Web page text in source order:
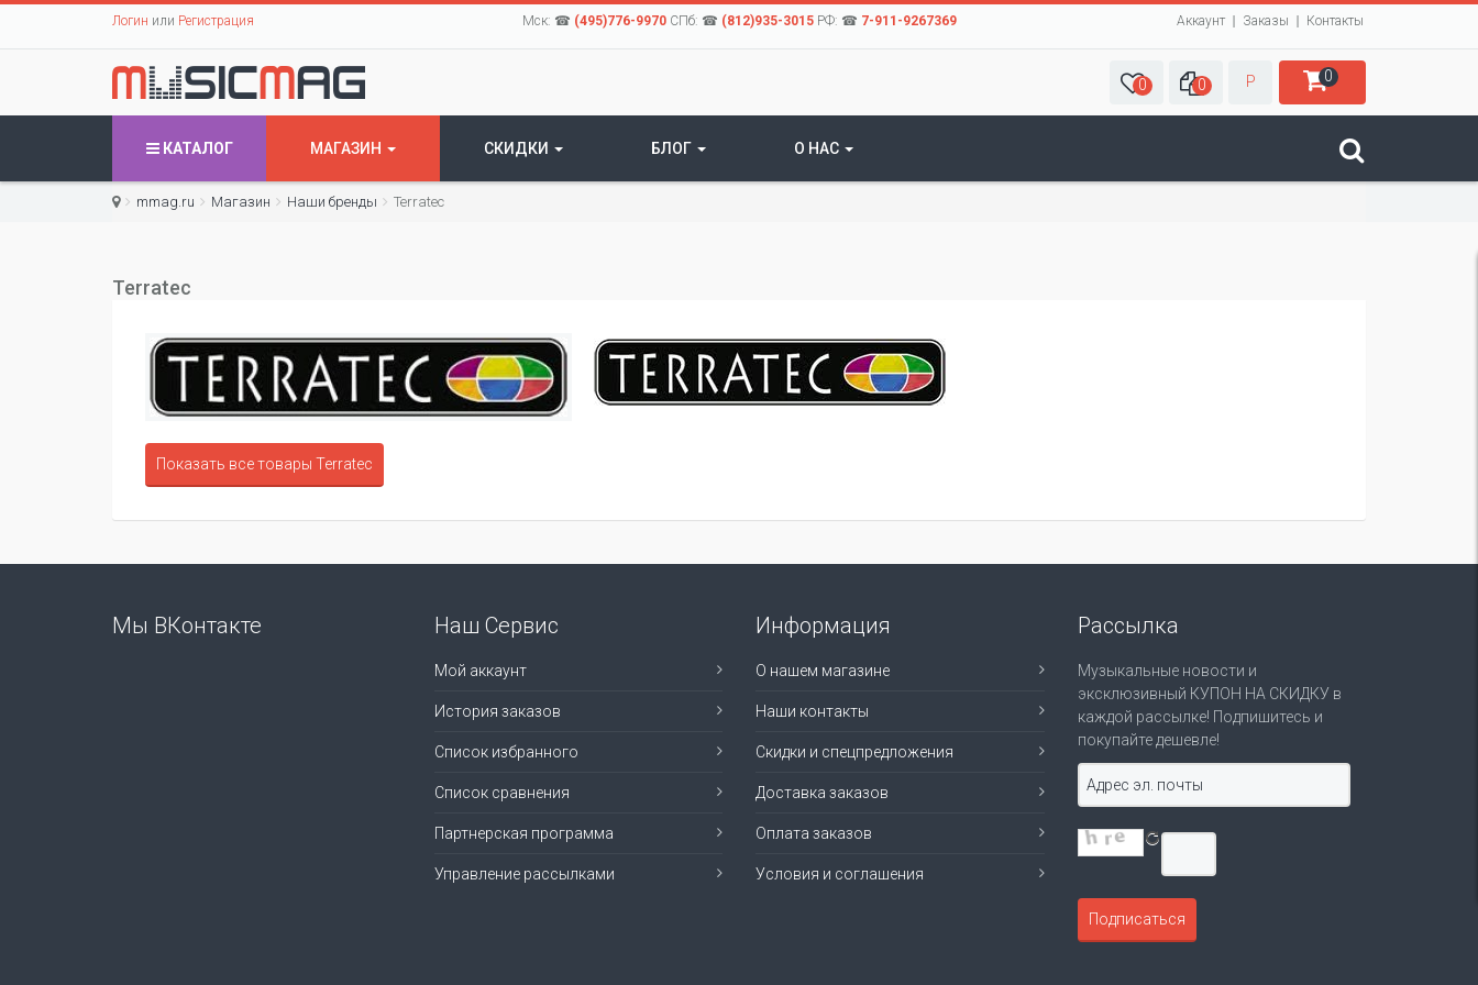
Логин или Регистрация Мск: ☎ (495)776-9970СПб: ☎ (812)935-3015РФ: ☎ 7-911-9267369 Аккаунт Заказы Контакты
0 0 Р 0
КАТАЛОГ МАГАЗИН СКИДКИ БЛОГ О НАС
mmag.ru Магазин Наши бренды Terratec
Terratec
Показать все товары Terratec
Мы ВКонтакте Наш Сервис
Мой аккаунт
История заказов
Список избранного
Список сравнения
Партнерская программа
Управление рассылками
Информация
О нашем магазине
Наши контакты
Скидки и спецпредложения
Доставка заказов
Оплата заказов
Условия и соглашения
Рассылка
Музыкальные новости и
эксклюзивный КУПОН НА СКИДКУ в
каждой рассылке! Подпишитесь и
покупайте дешевле!